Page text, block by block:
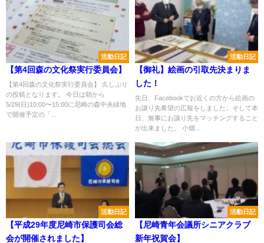
活動日記
【第4回森の文化祭実行委員会】
【第4回森の文化祭実行委員会】 久しぶり
の投稿となります。 今日は朝から
5/29(日)10:00〜15:00に尼崎の森中央緑地
で開催予定の「...
活動日記
【御礼】絵画の引取先決まりま
した！
先日、Facebookでお近くの方から絵画の
お譲り先希望の広報をしました。そして本
日、無事にお譲り先をマッチングすること
が出来ました。 小畑...
活動日記
【平成29年度尼崎市保護司会総
会が開催されました】
活動日記
【尼崎青年会議所シニアクラブ
新年祝賀会】